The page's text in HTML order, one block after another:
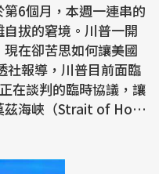
6個月，本週一連串的
拔的窘境。川普一開
在卻苦思如何讓美國
在談判的臨時協議，讓
茲海峽（Strait of Ho